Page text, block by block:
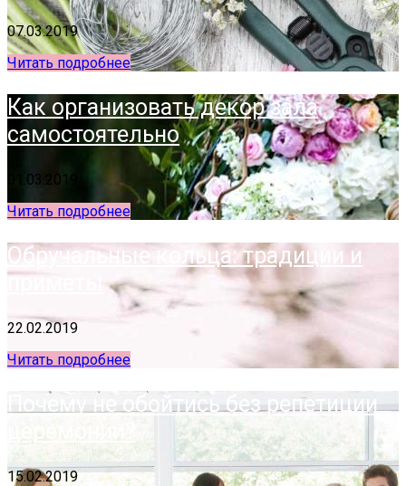
07.03.2019
Читать подробнее
Как организовать декор зала
самостоятельно
01.03.2019
Читать подробнее
Обручальные кольца: традиции и
приметы
22.02.2019
Читать подробнее
Почему не обойтись без репетиции
церемонии?
15.02.2019